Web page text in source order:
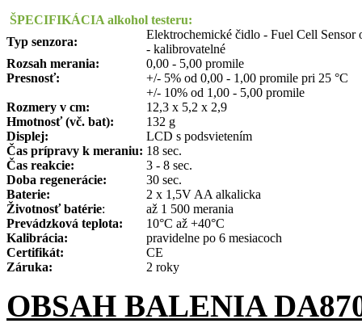
ŠPECIFIKÁCIA alkohol testeru:
Typ senzora:
Elektrochemické čidlo - Fuel Cell Sensor
- kalibrovatelné
Rozsah merania:
0,00 - 5,00 promile
Presnosť:
+/- 5% od 0,00 - 1,00 promile pri 25 °C
+/- 10% od 1,00 - 5,00 promile
Rozmery v cm:
12,3 x 5,2 x 2,9
Hmotnosť(vč. bat):
132 g
Displej:
LCD s podsvietením
Čas prípravy k meraniu: 18 sec.
Čas reakcie:
3 - 8 sec.
Doba regenerácie:
30 sec.
Baterie:
2 x 1,5V AA alkalicka
Životnosť batérie:
až 1 500 merania
Prevádzková teplota:
10°C až +40°C
Kalibrácia:
pravidelne po 6 mesiacoch
Certifikát:
CE
Záruka:
2 roky
OBSAH BALENIA